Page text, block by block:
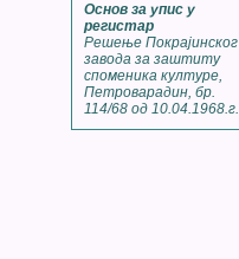
Основ за упис у
регистар
Решење Покрајинског
завода за заштиту
споменика културе,
Петроварадин, бр.
114/68 од 10.04.1968.г.